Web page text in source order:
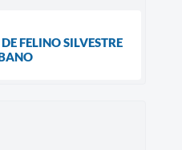
FELINO SILVESTRE